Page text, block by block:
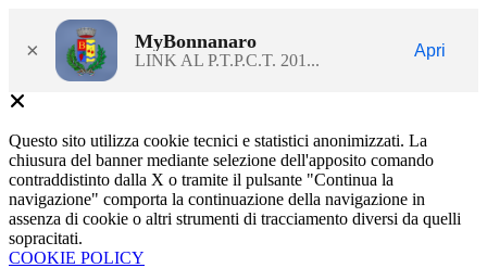
× MyBonnanaro
LINK AL P.T.P.C.T. 201...
Apri
Questo sito utilizza cookie tecnici e statistici anonimizzati. La
chiusura del banner mediante selezione dell'apposito comando
contraddistinto dalla X o tramite il pulsante "Continua la
navigazione" comporta la continuazione della navigazione in
assenza di cookie o altri strumenti di tracciamento diversi da quelli
sopracitati.
COOKIE POLICY